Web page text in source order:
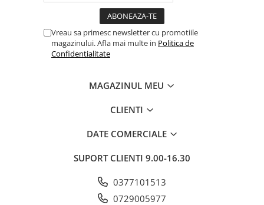
Vreau sa primesc newsletter cu promotiile
magazinului. Afla mai multe in Politica de
Confidentialitate
MAGAZINUL MEU
CLIENTI
DATE COMERCIALE
SUPORT CLIENTI 9.00-16.30
0377101513
0729005977